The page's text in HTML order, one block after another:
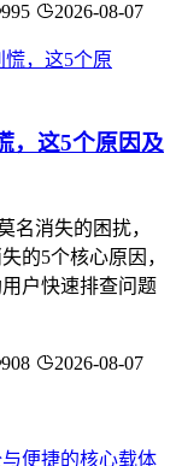
995 2026-08-07
，这5个原因及
名消失的困扰，
的5个核心原因，
户快速排查问题
908 2026-08-07